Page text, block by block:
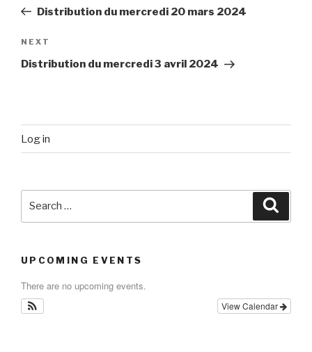
PostDistribution du mercredi 20 mars 2024
Next
Post
NEXT
Distribution du mercredi 3 avril 2024
Log in
UPCOMING EVENTS
There are no upcoming events.
View Calendar